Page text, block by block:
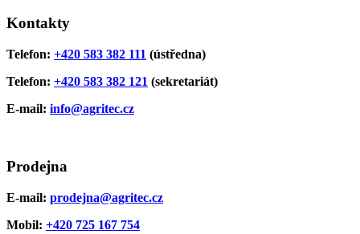
Kontakty
Telefon: +420 583 382 111 (ústředna)
Telefon: +420 583 382 121 (sekretariát)
E-mail: info@agritec.cz
Prodejna
E-mail: prodejna@agritec.cz
Mobil: +420 725 167 754